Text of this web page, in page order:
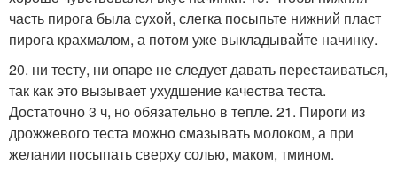
часть пирога была сухой, слегка посыпьте нижний пласт
пирога крахмалом, а потом уже выкладывайте начинку.
20. ни тесту, ни опаре не следует давать перестаиваться,
так как это вызывает ухудшение качества теста.
Достаточно 3 ч, но обязательно в тепле. 21. Пироги из
дрожжевого теста можно смазывать молоком, а при
желании посыпать сверху солью, маком, тмином.